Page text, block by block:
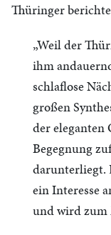
Thüringer
„Weil der
ihm
schlaflose
großen
der
Begegnung
darunterliegt.
ein Interesse
und wird zum